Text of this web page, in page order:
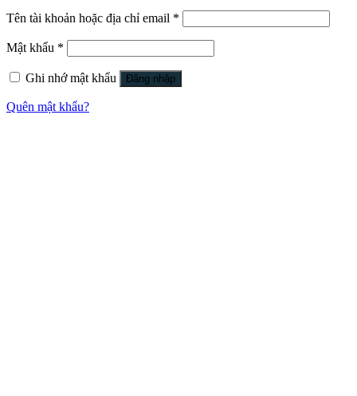
Tên tài khoản hoặc địa chỉ email *
Mật khẩu *
Ghi nhớ mật khẩu Đăng nhập
Quên mật khẩu?